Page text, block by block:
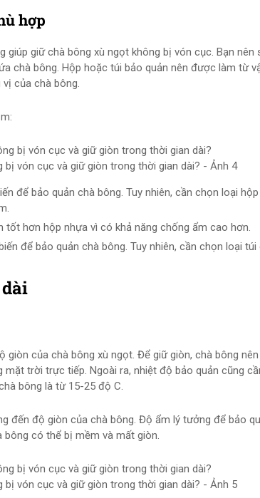
hợp
giúp giữ chà bông xù ngọt không bị vón cục. Bạn nên
chà bông. Hộp hoặc túi bảo quản nên được làm từ
của chà bông.
vón cục và giữ giòn trong thời gian dài? - Ảnh 4
để bảo quản chà bông. Tuy nhiên, cần chọn loại
tốt hơn hộp nhựa vì có khả năng chống ẩm cao hơn.
để bảo quản chà bông. Tuy nhiên, cần chọn loại túi
giòn của chà bông xù ngọt. Để giữ giòn, chà bông
mặt trời trực tiếp. Ngoài ra, nhiệt độ bảo quản cũng
bông là từ 15-25 độ C.
đến độ giòn của chà bông. Độ ẩm lý tưởng để bảo
bông có thể bị mềm và mất giòn.
vón cục và giữ giòn trong thời gian dài? - Ảnh 5